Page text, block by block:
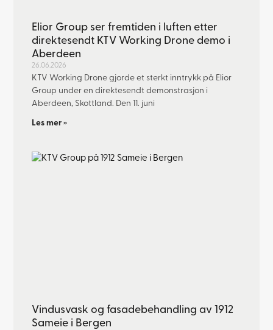
Elior Group ser fremtiden i luften etter
direktesendt KTV Working Drone demo i
Aberdeen
26.06.2026
KTV Working Drone gjorde et sterkt inntrykk på Elior
Group under en direktesendt demonstrasjon i
Aberdeen, Skottland. Den 11. juni
Les mer »
Vindusvask og fasadebehandling av 1912
Sameie i Bergen